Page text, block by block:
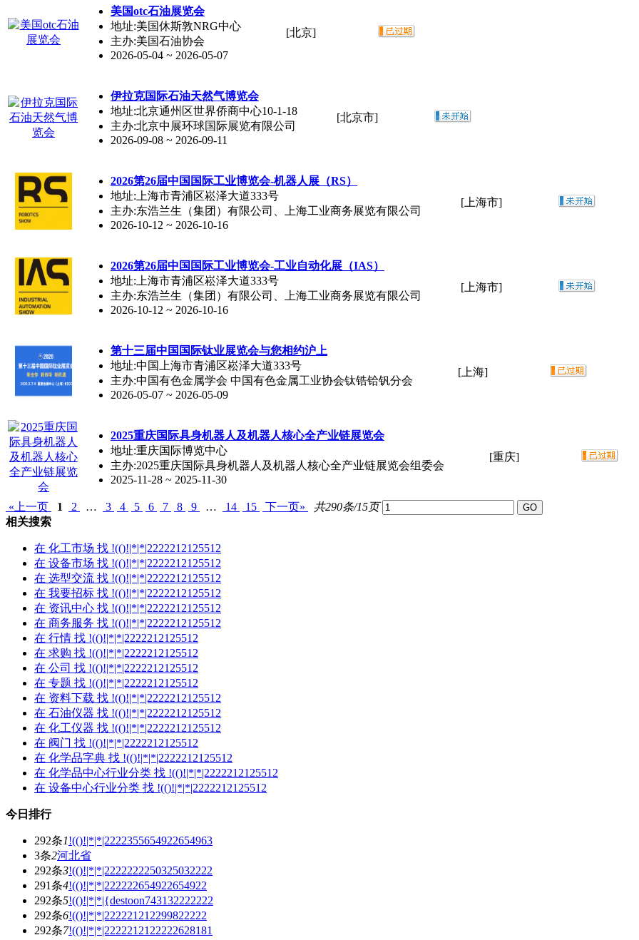
美国otc石油展览会
地址:美国休斯敦NRG中心
主办:美国石油协会
2026-05-04 ~ 2026-05-07
[北京]
伊拉克国际石油天然气博览会
地址:北京通州区世界侨商中心10-1-18
主办:北京中展环球国际展览有限公司
2026-09-08 ~ 2026-09-11
[北京市]
2026第26届中国国际工业博览会-机器人展（RS）
地址:上海市青浦区崧泽大道333号
主办:东浩兰生（集团）有限公司、上海工业商务展览有限公司
2026-10-12 ~ 2026-10-16
[上海市]
2026第26届中国国际工业博览会-工业自动化展（IAS）
地址:上海市青浦区崧泽大道333号
主办:东浩兰生（集团）有限公司、上海工业商务展览有限公司
2026-10-12 ~ 2026-10-16
[上海市]
第十三届中国国际钛业展览会与您相约沪上
地址:中国上海市青浦区崧泽大道333号
主办:中国有色金属学会 中国有色金属工业协会钛锆铪钒分会
2026-05-07 ~ 2026-05-09
[上海]
2025重庆国际具身机器人及机器人核心全产业链展览会
地址:重庆国际博览中心
主办:2025重庆国际具身机器人及机器人核心全产业链展览会组委会
2025-11-28 ~ 2025-11-30
[重庆]
«上一页 1 2 … 3 4 5 6 7 8 9 … 14 15 下一页»
共290条/15页
相关搜索
在 化工市场 找 !(()!|*|*|2222212125512
在 设备市场 找 !(()!|*|*|2222212125512
在 选型交流 找 !(()!|*|*|2222212125512
在 我要招标 找 !(()!|*|*|2222212125512
在 资讯中心 找 !(()!|*|*|2222212125512
在 商务服务 找 !(()!|*|*|2222212125512
在 行情 找 !(()!|*|*|2222212125512
在 求购 找 !(()!|*|*|2222212125512
在 公司 找 !(()!|*|*|2222212125512
在 专题 找 !(()!|*|*|2222212125512
在 资料下载 找 !(()!|*|*|2222212125512
在 石油仪器 找 !(()!|*|*|2222212125512
在 化工仪器 找 !(()!|*|*|2222212125512
在 阀门 找 !(()!|*|*|2222212125512
在 化学品字典 找 !(()!|*|*|2222212125512
在 化学品中心行业分类 找 !(()!|*|*|2222212125512
在 设备中心行业分类 找 !(()!|*|*|2222212125512
今日排行
292条1!(()!|*|*|2222355654922654963
3条2河北省
292条3!(()!|*|*|2222222250325032222
291条4!(()!|*|*|222222654922654922
292条5!(()!|*|*|{destoon743132222222
292条6!(()!|*|*|222221212299822222
292条7!(()!|*|*|2222212122222628181